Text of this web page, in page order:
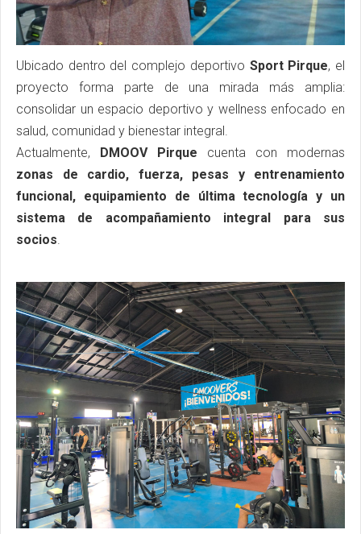
Ubicado dentro del complejo deportivo Sport Pirque, el
proyecto forma parte de una mirada más amplia:
consolidar un espacio deportivo y wellness enfocado en
salud, comunidad y bienestar integral.
Actualmente, DMOOV Pirque cuenta con modernas
zonas de cardio, fuerza, pesas y entrenamiento
funcional, equipamiento de última tecnología y un
sistema de acompañamiento integral para sus
socios.